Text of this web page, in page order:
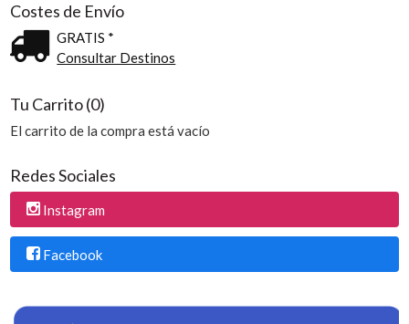
Costes de Envío
GRATIS *
Consultar Destinos
Tu Carrito (0)
El carrito de la compra está vacío
Redes Sociales
Instagram
Facebook